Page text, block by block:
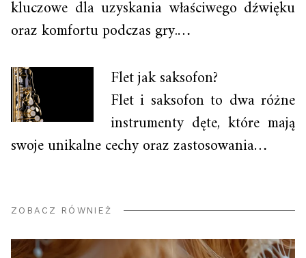
kluczowe dla uzyskania właściwego dźwięku
oraz komfortu podczas gry.…
Flet jak saksofon?
Flet i saksofon to dwa różne
instrumenty dęte, które mają
swoje unikalne cechy oraz zastosowania…
ZOBACZ RÓWNIEŻ